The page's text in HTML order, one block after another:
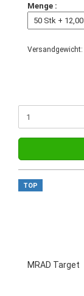
Menge :
Versandgewicht:
TOP
MRAD Target